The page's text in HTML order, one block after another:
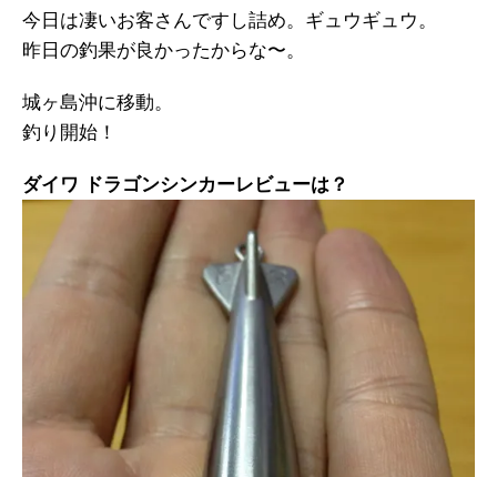
今日は凄いお客さんですし詰め。ギュウギュウ。
昨日の釣果が良かったからな〜。
城ヶ島沖に移動。
釣り開始！
ダイワ ドラゴンシンカーレビューは？